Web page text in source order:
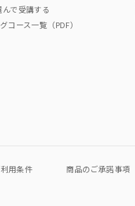
O
で受講する
コース一覧（PDF）
用条件 商品のご承諾事項